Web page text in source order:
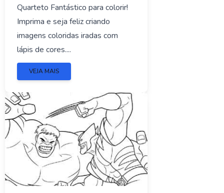
Quarteto Fantástico para colorir!
Imprima e seja feliz criando
imagens coloridas iradas com
lápis de cores....
VEJA MAIS